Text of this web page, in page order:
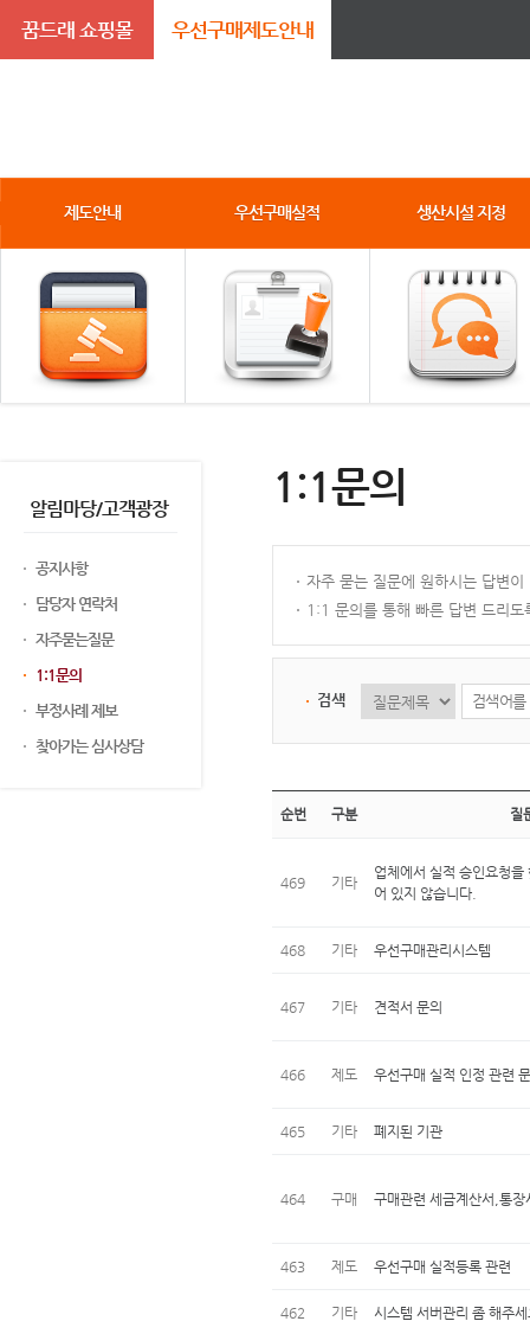
꿈드래 쇼핑몰 우선구매제도안내
제도안내 우선구매실적 생산시설 지정
알림마당/고객광장
공지사항
담당자 연락처
자주묻는질문
1:1문의
부정사례 제보
찾아가는 심사상담
1:1문의
자주 묻는 질문에 원하시는 답변
1:1 문의를 통해 빠른 답변 드리도
검색
순번 구분 질
469 기타
업체에서 실적 승인요청
어 있지 않습니다.
468 기타 우선구매관리시스템
467 기타 견적서 문의
466 제도 우선구매 실적 인정 관련
465 기타 폐지된 기관
464 구매 구매관련 세금계산서,통
463 제도 우선구매 실적등록 관련
462 기타 시스템 서버관리 좀 해주